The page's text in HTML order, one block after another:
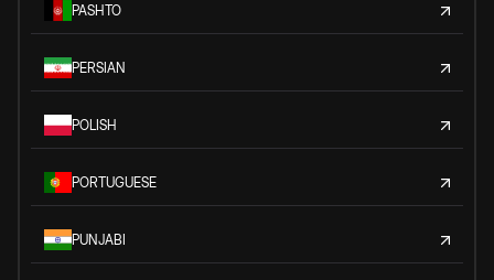
PASHTO
PERSIAN
POLISH
PORTUGUESE
PUNJABI